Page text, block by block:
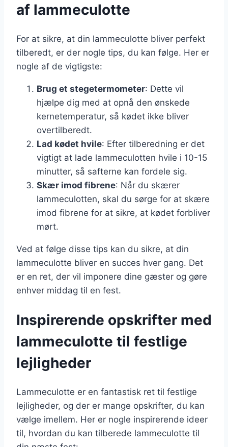
af lammeculotte
For at sikre, at din lammeculotte bliver perfekt
tilberedt, er der nogle tips, du kan følge. Her er
nogle af de vigtigste:
Brug et stegetermometer: Dette vil
hjælpe dig med at opnå den ønskede
kernetemperatur, så kødet ikke bliver
overtilberedt.
Lad kødet hvile: Efter tilberedning er det
vigtigt at lade lammeculotten hvile i 10-15
minutter, så safterne kan fordele sig.
Skær imod fibrene: Når du skærer
lammeculotten, skal du sørge for at skære
imod fibrene for at sikre, at kødet forbliver
mørt.
Ved at følge disse tips kan du sikre, at din
lammeculotte bliver en succes hver gang. Det
er en ret, der vil imponere dine gæster og gøre
enhver middag til en fest.
Inspirerende opskrifter med
lammeculotte til festlige
lejligheder
Lammeculotte er en fantastisk ret til festlige
lejligheder, og der er mange opskrifter, du kan
vælge imellem. Her er nogle inspirerende ideer
til, hvordan du kan tilberede lammeculotte til